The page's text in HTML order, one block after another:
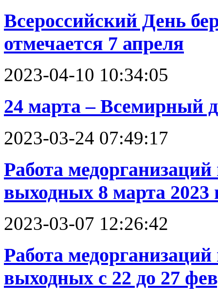
Всероссийский День
отмечается 7 апреля
2023-04-10 10:34:05
24 марта – Всемирный
2023-03-24 07:49:17
Работа
выходных 8 марта 2023
2023-03-07 12:26:42
Работа
выходных с 22 до 27